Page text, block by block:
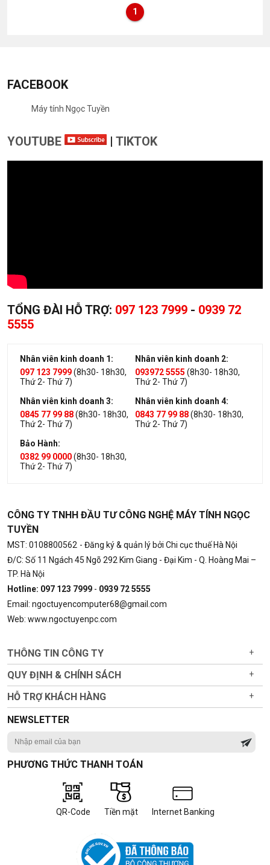
1
FACEBOOK
Máy tính Ngọc Tuyền
YOUTUBE | TIKTOK
TỔNG ĐÀI HỖ TRỢ: 097 123 7999 - 0939 72
5555
Nhân viên kinh doanh 1:
097 123 7999(8h30- 18h30,
Thứ 2- Thứ 7)
Nhân viên kinh doanh 2:
093972 5555 (8h30- 18h30,
Thứ 2- Thứ 7)
Nhân viên kinh doanh 3:
0845 77 99 88(8h30- 18h30,
Thứ 2- Thứ 7)
Nhân viên kinh doanh 4:
0843 77 99 88(8h30- 18h30,
Thứ 2- Thứ 7)
Bảo Hành:
0382 99 0000(8h30- 18h30,
Thứ 2- Thứ 7)
CÔNG TY TNHH ĐẦU TƯ CÔNG NGHỆ MÁY TÍNH NGỌC
TUYỀN
MST: 0108800562 - Đăng ký & quản lý bởi Chi cục thuế Hà Nội
Đ/C: Số 11 Ngách 45 Ngõ 292 Kim Giang - Đại Kim - Q. Hoàng Mai –
TP. Hà Nội
Hotline: 097 123 7999 - 0939 72 5555
Email: ngoctuyencomputer68@gmail.com
Web: www.ngoctuyenpc.com
THÔNG TIN CÔNG TY +
QUY ĐỊNH & CHÍNH SÁCH +
HỖ TRỢ KHÁCH HÀNG +
NEWSLETTER
PHƯƠNG THỨC THANH TOÁN
QR-Code Tiền mặt Internet Banking